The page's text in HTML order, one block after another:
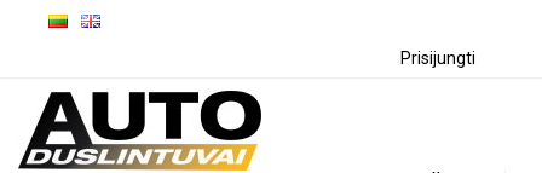
Prisijungti